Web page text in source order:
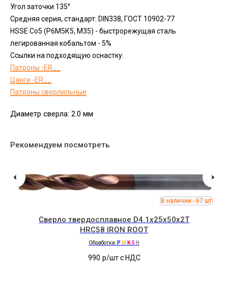
Угол заточки 135°
Средняя серия, стандарт: DIN338, ГОСТ 10902-77
HSSЕ Сo5 (Р6М5К5, М35) - быстрорежущая сталь
легированная кобальтом - 5%
Ссылки на подходящую оснастку:
Патроны -ER__
Цанги -ER__
Патроны сверлильные
Диаметр сверла: 2.0 мм
Рекомендуем посмотреть
Сверло твердосплавное D4.1x25x50x2T
HRC58 IRON ROOT
Обработка: P M K S H
990 р/шт c НДС